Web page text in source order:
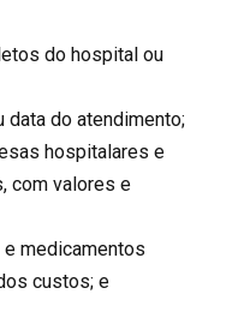
do hospital ou
data do atendimento;
hospitalares e
com valores e
medicamentos
custos; e